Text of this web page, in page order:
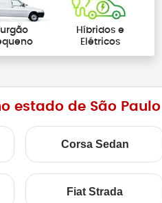
Híbridos e
Elétricos
estado de São Paulo
Corsa Sedan
Fiat Strada